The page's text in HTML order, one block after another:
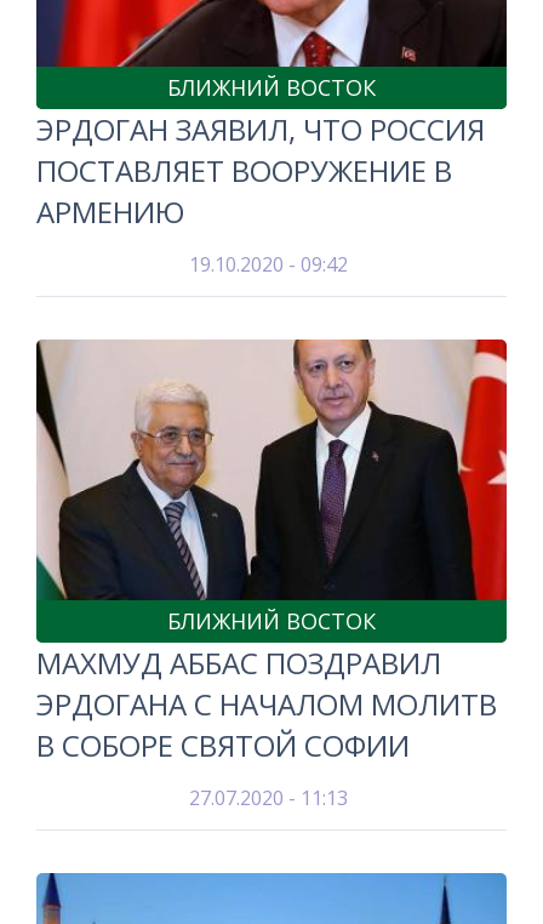
БЛИЖНИЙ ВОСТОК
ЭРДОГАН ЗАЯВИЛ, ЧТО РОССИЯ
ПОСТАВЛЯЕТ ВООРУЖЕНИЕ В
АРМЕНИЮ
19.10.2020 - 09:42
БЛИЖНИЙ ВОСТОК
МАХМУД АББАС ПОЗДРАВИЛ
ЭРДОГАНА С НАЧАЛОМ МОЛИТВ
В СОБОРЕ СВЯТОЙ СОФИИ
27.07.2020 - 11:13